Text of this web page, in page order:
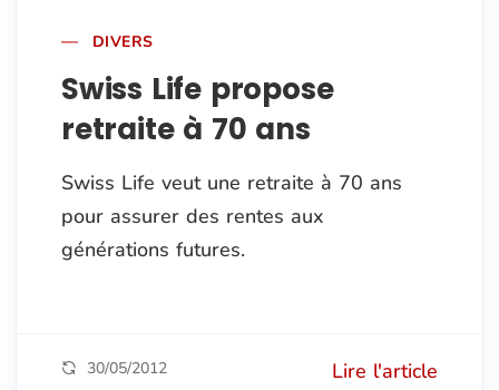
DIVERS
Swiss Life propose
retraite à 70 ans
Swiss Life veut une retraite à 70 ans
pour assurer des rentes aux
générations futures.
30/05/2012 Lire l'article